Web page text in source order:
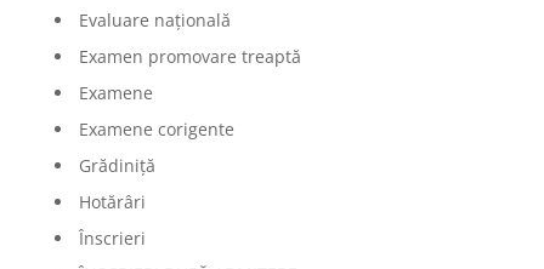
Evaluare națională
Examen promovare treaptă
Examene
Examene corigente
Grădiniță
Hotărâri
Înscrieri